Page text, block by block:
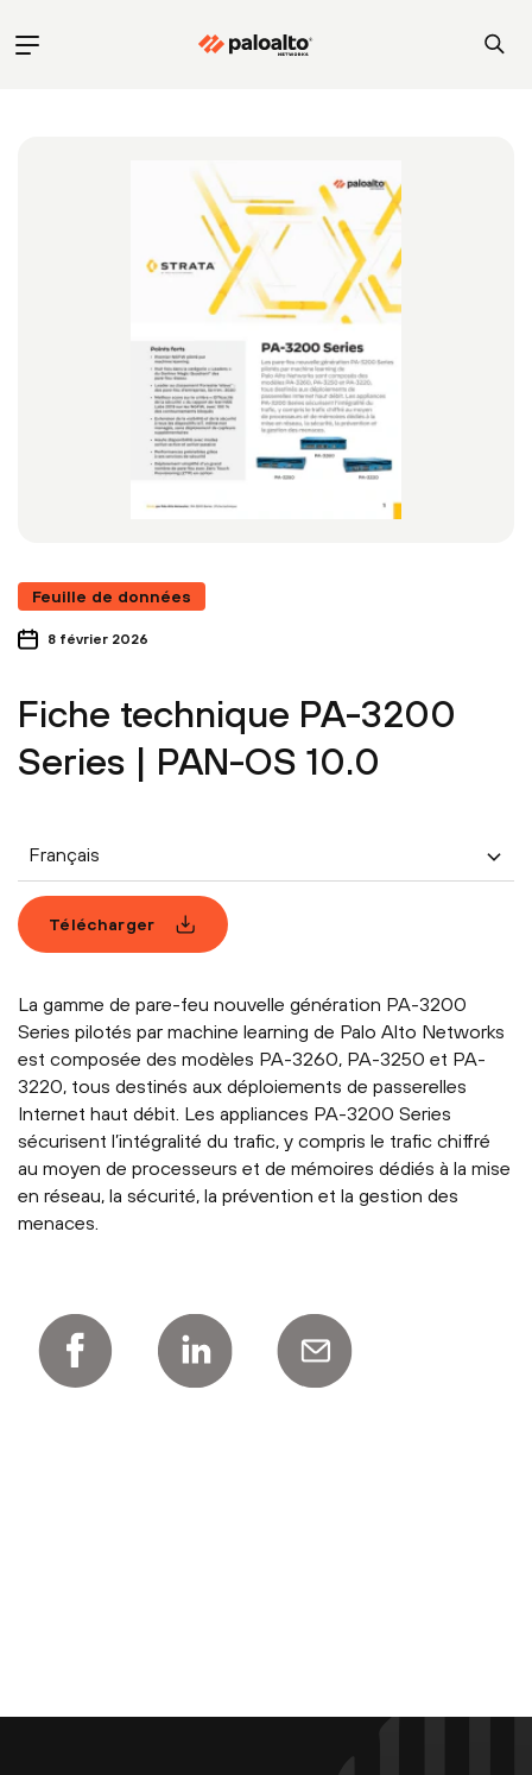
Feuille de données
8 février 2026
Fiche technique PA-3200
Series | PAN-OS 10.0
Français
Télécharger
La gamme de pare-feu nouvelle génération PA-3200
Series pilotés par machine learning de Palo Alto Networks
est composée des modèles PA-3260, PA-3250 et PA-
3220, tous destinés aux déploiements de passerelles
Internet haut débit. Les appliances PA-3200 Series
sécurisent l’intégralité du trafic, y compris le trafic chiffré
au moyen de processeurs et de mémoires dédiés à la mise
en réseau, la sécurité, la prévention et la gestion des
menaces.